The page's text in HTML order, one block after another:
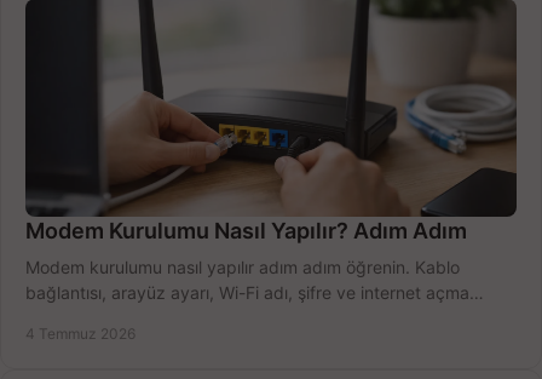
Modem Kurulumu Nasıl Yapılır? Adım Adım
Modem kurulumu nasıl yapılır adım adım öğrenin. Kablo
bağlantısı, arayüz ayarı, Wi-Fi adı, şifre ve internet açma
4 Temmuz 2026